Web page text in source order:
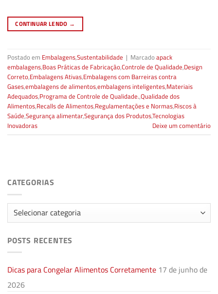
CONTINUAR LENDO →
Postado em Embalagens,Sustentabilidade | Marcadoapack
embalagens,Boas Práticas de Fabricação,Controle de Qualidade,Design
Correto,Embalagens Ativas,Embalagens com Barreiras contra
Gases,embalagens de alimentos,embalagens inteligentes,Materiais
Adequados,Programa de Controle de Qualidade.,Qualidade dos
Alimentos,Recalls de Alimentos,Regulamentações e Normas,Riscos à
Saúde,Segurança alimentar,Segurança dos Produtos,Tecnologias
Inovadoras
Deixe um comentário
CATEGORIAS
Categorias
POSTS RECENTES
Dicas para Congelar Alimentos Corretamente 17 de junho de
2026